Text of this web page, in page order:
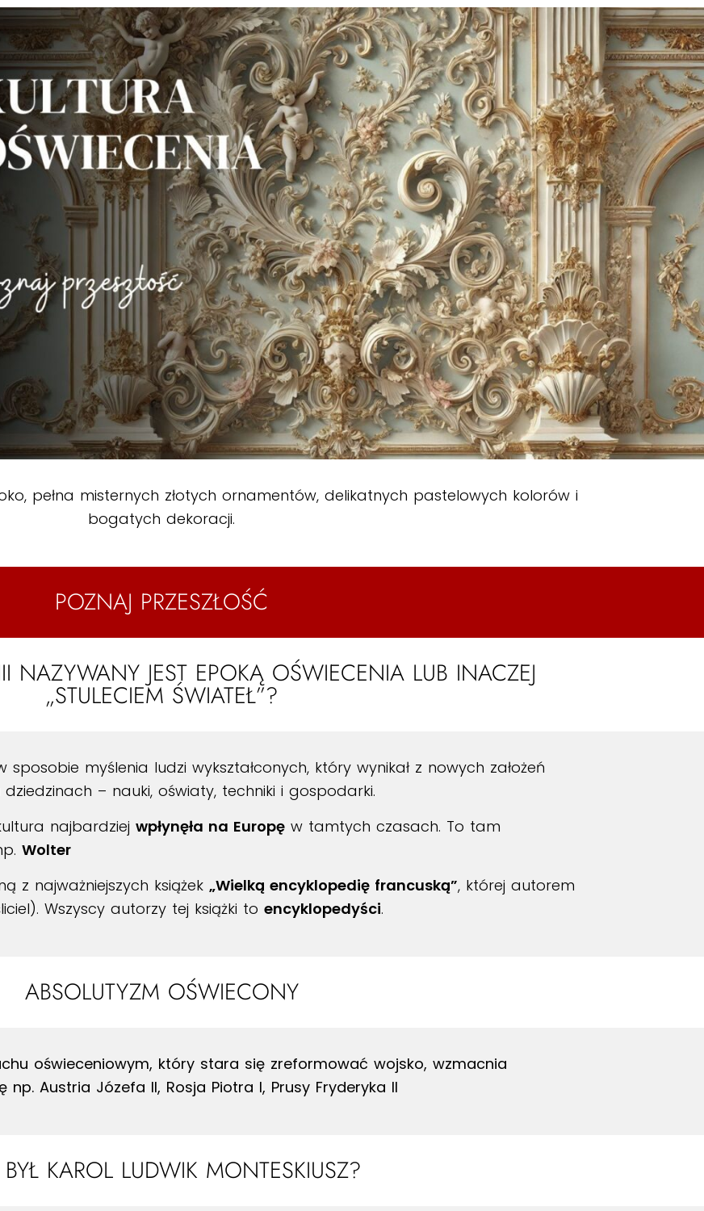
pełna misternych złotych ornamentów, delikatnych pastelowych kolorów i
bogatych dekoracji.
POZNAJ PRZESZŁOŚĆ
NAZYWANY JEST EPOKĄ OŚWIECENIA LUB INACZEJ
„STULECIEM ŚWIATEŁ”?
sposobie myślenia ludzi wykształconych, który wynikał z nowych założeń
– nauki, oświaty, techniki i gospodarki.
najbardziej wpłynęła na Europę w tamtych czasach. To tam
Wolter
z najważniejszych książek „Wielką encyklopedię francuską”, której autorem
Wszyscy autorzy tej książki to encyklopedyści.
ABSOLUTYZM OŚWIECONY
oświeceniowym, który stara się zreformować wojsko, wzmacnia
Austria Józefa II, Rosja Piotra I, Prusy Fryderyka II
KAROL LUDWIK MONTESKIUSZ?